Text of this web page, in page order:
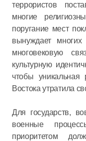
террористов
многие
поругание мест
вынуждает многих
многовековую
культурную
чтобы уникальная
Востока утратила
Для государств,
военные
приоритетом